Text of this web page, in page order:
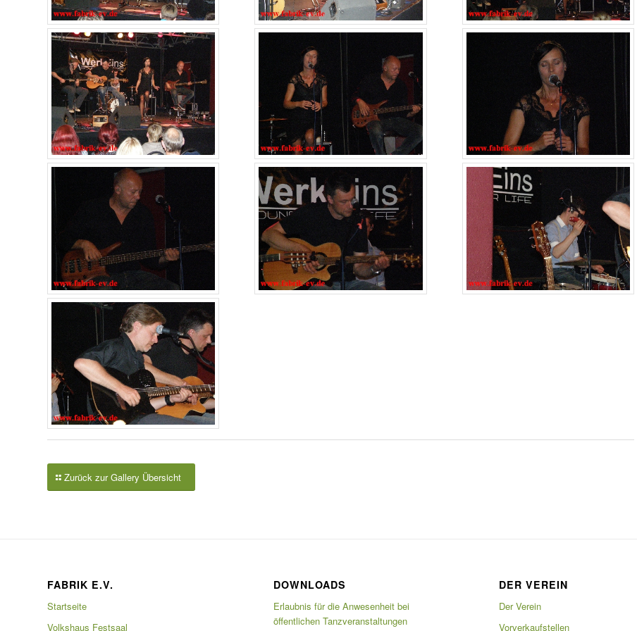
Zurück zur Gallery Übersicht
FABRIK E.V.
Startseite
Volkshaus Festsaal
DOWNLOADS
Erlaubnis für die Anwesenheit bei
öffentlichen Tanzveranstaltungen
DER VEREIN
Der Verein
Vorverkaufstellen